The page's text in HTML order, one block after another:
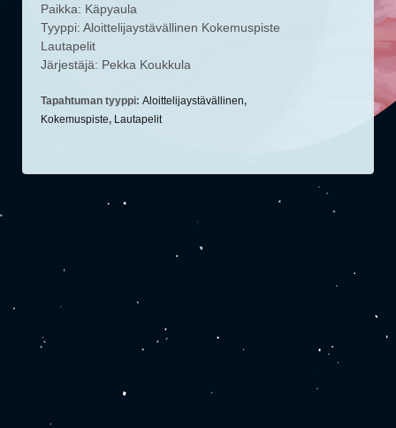
Paikka: Käpyaula
Tyyppi: Aloittelijaystävällinen Kokemuspiste
Lautapelit
Järjestäjä: Pekka Koukkula
Tapahtuman tyyppi: Aloittelijaystävällinen,
Kokemuspiste, Lautapelit
↑